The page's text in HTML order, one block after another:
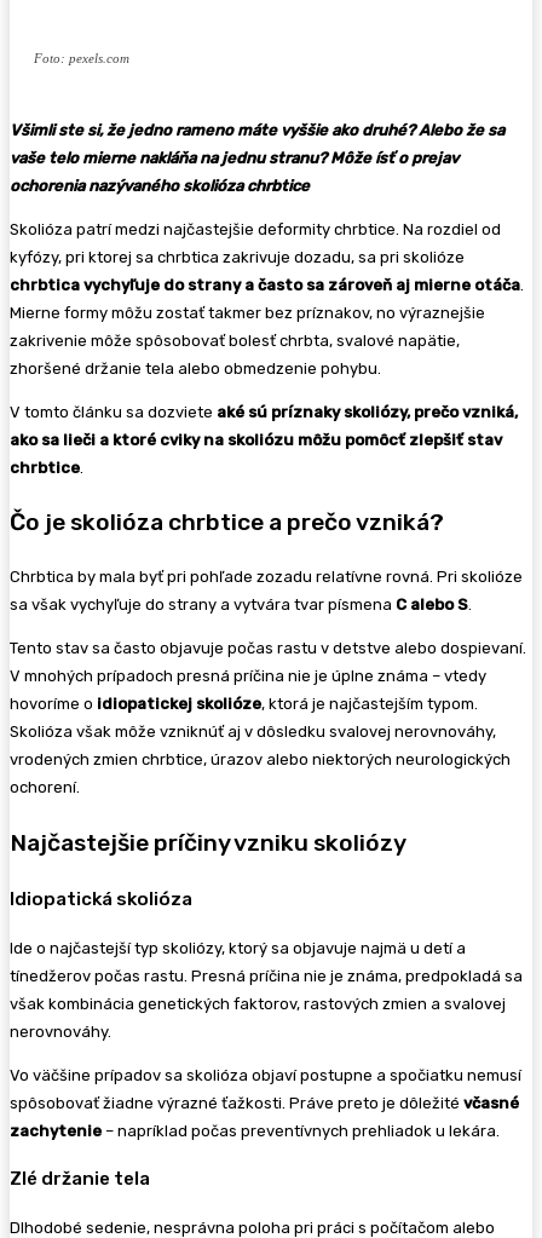
Foto: pexels.com
Všimli ste si, že jedno rameno máte vyššie ako druhé? Alebo že sa
vaše telo mierne nakláňa na jednu stranu? Môže ísť o prejav
ochorenia nazývaného skolióza chrbtice
Skolióza patrí medzi najčastejšie deformity chrbtice. Na rozdiel od
kyfózy, pri ktorej sa chrbtica zakrivuje dozadu, sa pri skolióze
chrbtica vychyľuje do strany a často sa zároveň aj mierne otáča.
Mierne formy môžu zostať takmer bez príznakov, no výraznejšie
zakrivenie môže spôsobovať bolesť chrbta, svalové napätie,
zhoršené držanie tela alebo obmedzenie pohybu.
V tomto článku sa dozviete aké sú príznaky skoliózy, prečo vzniká,
ako sa lieči a ktoré cviky na skoliózu môžu pomôcť zlepšiť stav
chrbtice.
Čo je skolióza chrbtice a prečo vzniká?
Chrbtica by mala byť pri pohľade zozadu relatívne rovná. Pri skolióze
sa však vychyľuje do strany a vytvára tvar písmena C alebo S.
Tento stav sa často objavuje počas rastu v detstve alebo dospievaní.
V mnohých prípadoch presná príčina nie je úplne známa – vtedy
hovoríme o idiopatickej skolióze, ktorá je najčastejším typom.
Skolióza však môže vzniknúť aj v dôsledku svalovej nerovnováhy,
vrodených zmien chrbtice, úrazov alebo niektorých neurologických
ochorení.
Najčastejšie príčiny vzniku skoliózy
Idiopatická skolióza
Ide o najčastejší typ skoliózy, ktorý sa objavuje najmä u detí a
tínedžerov počas rastu. Presná príčina nie je známa, predpokladá sa
však kombinácia genetických faktorov, rastových zmien a svalovej
nerovnováhy.
Vo väčšine prípadov sa skolióza objaví postupne a spočiatku nemusí
spôsobovať žiadne výrazné ťažkosti. Práve preto je dôležité včasné
zachytenie – napríklad počas preventívnych prehliadok u lekára.
Zlé držanie tela
Dlhodobé sedenie, nesprávna poloha pri práci s počítačom alebo